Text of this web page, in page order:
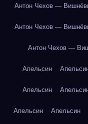
Антон Чехов —
Антон Чехов —
Антон Чехов —
Апельсин
Апельсин
Апельсин Апельсин